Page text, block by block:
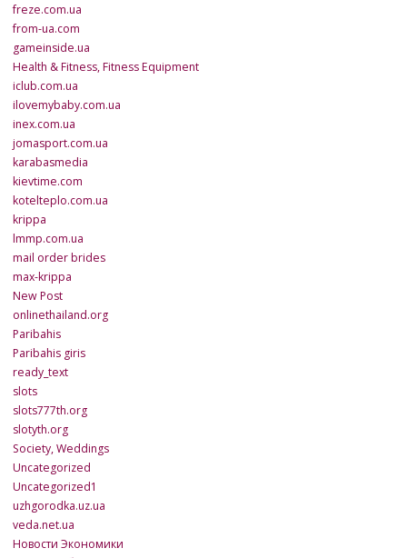
freze.com.ua
from-ua.com
gameinside.ua
Health & Fitness, Fitness Equipment
iclub.com.ua
ilovemybaby.com.ua
inex.com.ua
jomasport.com.ua
karabasmedia
kievtime.com
kotelteplo.com.ua
krippa
lmmp.com.ua
mail order brides
max-krippa
New Post
onlinethailand.org
Paribahis
Paribahis giris
ready_text
slots
slots777th.org
slotyth.org
Society, Weddings
Uncategorized
Uncategorized1
uzhgorodka.uz.ua
veda.net.ua
Новости Экономики